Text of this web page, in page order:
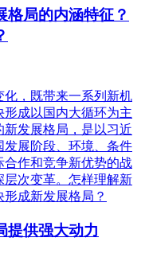
格局的内涵特征？
化，既带来一系列新机
成以国内大循环为主
发展格局，是以习近
展阶段、环境、条件
作和竞争新优势的战
次变革。怎样理解新
成新发展格局？
提供强大动力